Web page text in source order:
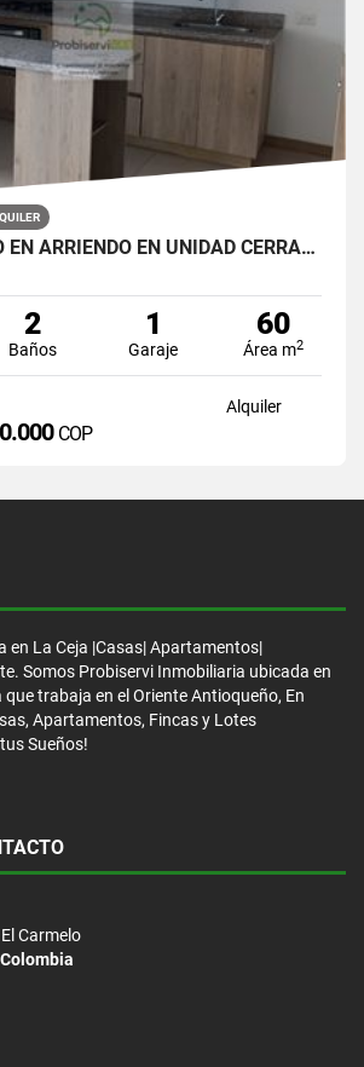
APARTAMENTO EN ARRIENDO EN UNIDAD CERRADA DE LA CEJA.
2
Baños
1
Garaje
60
Área m2
Alquiler
COP
en La Ceja |Casas| Apartamentos|
Somos Probiservi Inmobiliaria ubicada en
que trabaja en el Oriente Antioqueño, En
Apartamentos, Fincas y Lotes
Sueños!
Carmelo